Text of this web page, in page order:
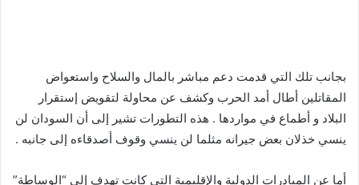
بجانب تلك التي قدمت دعم مباشر بالمال والسلاح واستعواض
المقاتلين أطال أمد الحرب وكشف عن محاولة لتقويض إستقرار
البلاد و أطماع في مواردها . هذه التطورات تشير إلى أن السودان لن
ينسي خذلان بعض جيرانه مثلما لن ينسي وقوف أصدقاءه إلى جانبه .
أما عن المبادرات الدولية والإقليمية التي كانت تهدف إلى “الوساطة”